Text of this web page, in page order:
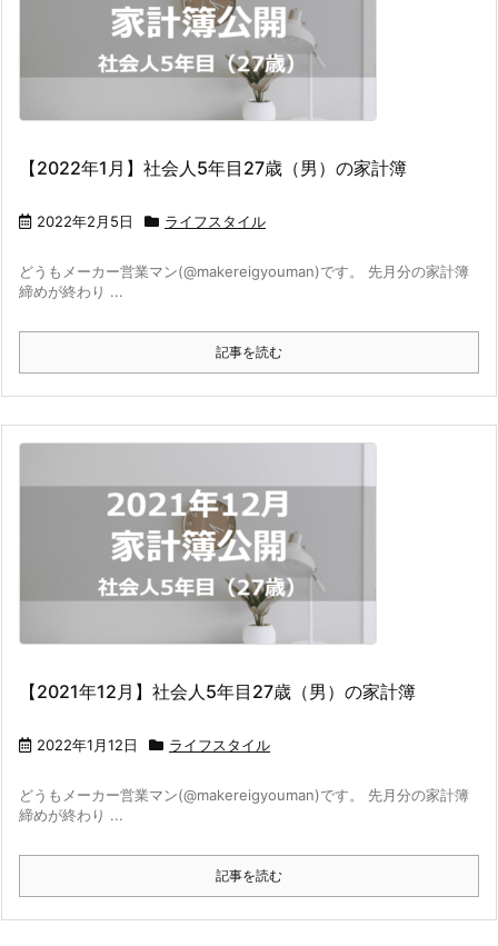
【2022年1月】社会人5年目27歳（男）の家計簿
2022年2月5日 ライフスタイル
どうもメーカー営業マン(@makereigyouman)です。 先月分の家計簿
締めが終わり ...
記事を読む
【2021年12月】社会人5年目27歳（男）の家計簿
2022年1月12日 ライフスタイル
どうもメーカー営業マン(@makereigyouman)です。 先月分の家計簿
締めが終わり ...
記事を読む